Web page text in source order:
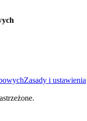
Zasady i ustawienia